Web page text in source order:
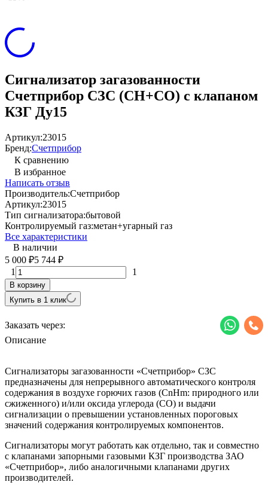
Сигнализатор загазованности
Счетприбор СЗС (СН+СО) c клапаном
КЗГ Ду15
Артикул:23015
Бренд:Счетприбор
К сравнению
В избранное
Написать отзыв
Производитель:Счетприбор
Артикул:23015
Тип сигнализатора:бытовой
Контролируемый газ:метан+угарный газ
Все характеристики
В наличии
5 000 ₽5 744 ₽
1 1
В корзину
Купить в 1 клик
Заказать через:
Описание
Сигнализаторы загазованности «Счетприбор» СЗС
предназначены для непрерывного автоматического контроля
содержания в воздухе горючих газов (СnHm: природного или
сжиженного) и/или оксида углерода (СО) и выдачи
сигнализации о превышении установленных пороговых
значений содержания контролируемых компонентов.
Сигнализаторы могут работать как отдельно, так и совместно
с клапанами запорными газовыми КЗГ производства ЗАО
«Счетприбор», либо аналогичными клапанами других
производителей.